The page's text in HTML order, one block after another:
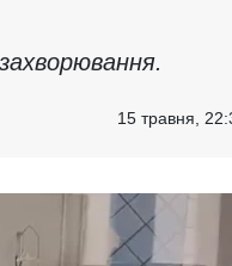
15 травня,